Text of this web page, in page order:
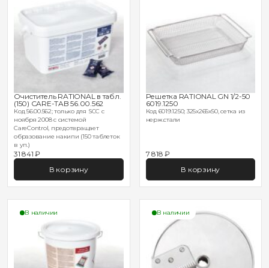
Очиститель RATIONAL в табл.
(150) CARE-TAB 56.00.562
Код 56.00.562; только для SCC с
ноября 2008 с системой
CareControl, предотвращает
образование накипи (150 таблеток
в уп.)
31 841 ₽
В корзину
Решетка RATIONAL GN 1/2-50
6019.1250
Код 6019.1250; 325х265х50, сетка из
нерж.стали
7 818 ₽
В корзину
В наличии В наличии